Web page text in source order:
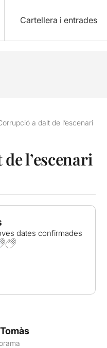
Cartellera i entrades
a dalt de l’escenari
l’escenari
dates confirmades